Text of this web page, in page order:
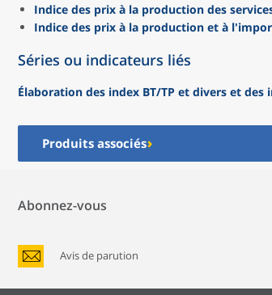
Indice des prix à la production des
Indice des prix à la production et à
Séries ou indicateurs liés
Élaboration des index BT/TP et divers et
Produits associés
Abonnez-vous
Avis de parution